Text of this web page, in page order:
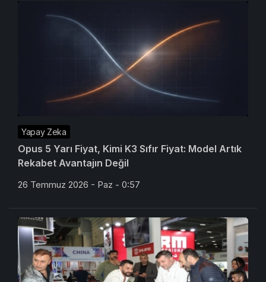
Yapay Zeka
Opus 5 Yarı Fiyat, Kimi K3 Sıfır Fiyat: Model Artık
Rekabet Avantajın Değil
26 Temmuz 2026 - Paz - 0:57